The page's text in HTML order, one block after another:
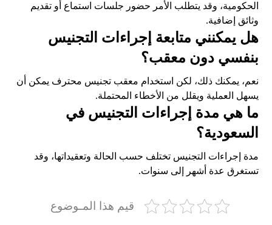
الحكومية، وقد يتطلب الأمر حضور جلسات استماع أو تقديم
وثائق إضافية.
هل يمكنني متابعة إجراءات التجنيس
بنفسي دون معقب؟
نعم، يمكنك ذلك، لكن استخدام معقب تجنيس محترف يمكن أن
يسهل العملية ويقلل من الأخطاء المحتملة.
ما هي مدة إجراءات التجنيس في
السعودية؟
مدة إجراءات التجنيس تختلف حسب الحالة وتعقيداتها، وقد
تستغرق عدة أشهر إلى سنوات.
قيم هذا المـوضوع